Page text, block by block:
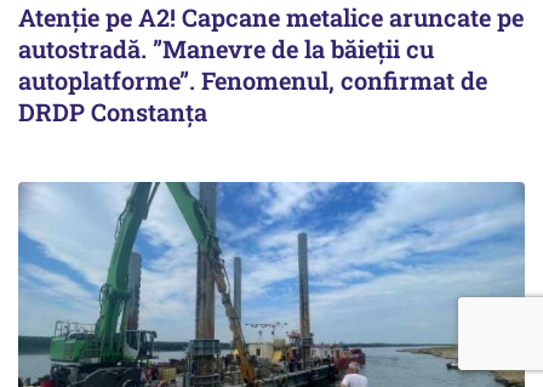
Atenție pe A2! Capcane metalice aruncate pe
autostradă. ”Manevre de la băieții cu
autoplatforme”. Fenomenul, confirmat de
DRDP Constanța